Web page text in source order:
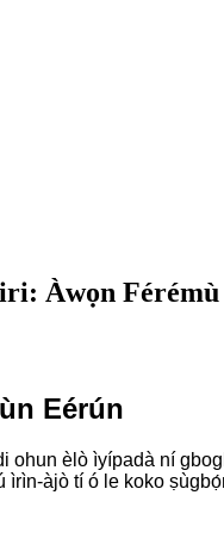
Àwọn
Eérún
ohun èlò ìyípadà ní
àjò tí ó le koko